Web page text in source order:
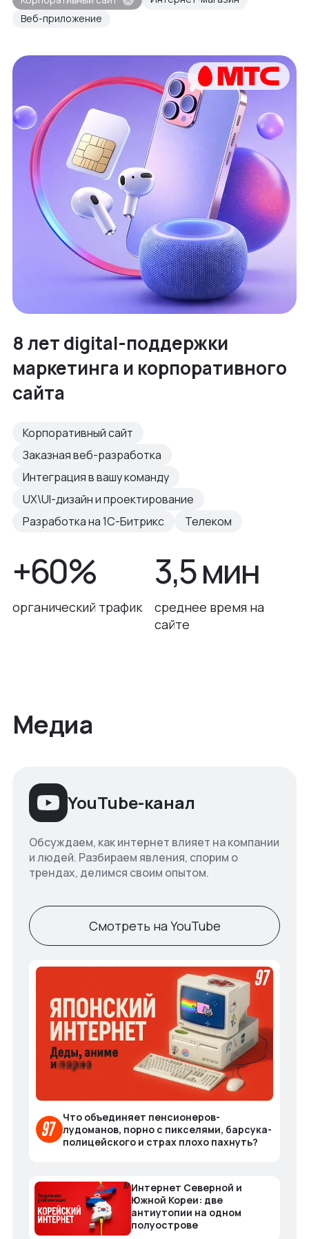
Веб-приложение
8 лет digital-поддержки
маркетинга и корпоративного
сайта
Корпоративный сайт
Заказная веб-разработка
Интеграция в вашу команду
UX\UI-дизайн и проектирование
Разработка на 1С-Битрикс
Телеком
+60%
органический трафик
3,5 мин
среднее время на
сайте
Медиа
YouTube-канал
Обсуждаем, как интернет влияет на компании
и людей. Разбираем явления, спорим о
трендах, делимся своим опытом.
Смотреть на YouTube
Что объединяет пенсионеров-
лудоманов, порно с пикселями, барсука-
полицейского и страх плохо пахнуть?
Интернет Северной и
Южной Кореи: две
антиутопии на одном
полуострове